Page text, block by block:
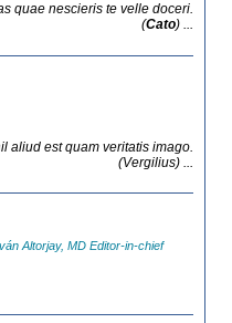
quae nescieris te velle doceri.
(Cato) ...
aliud est quam veritatis imago.
(Vergilius) ...
Altorjay, MD Editor-in-chief